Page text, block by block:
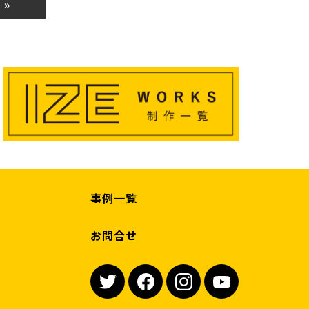
»
事例一覧
お問合せ